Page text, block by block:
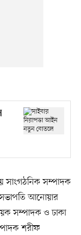
সাংগঠনিক সম্পাদক
আনোয়ার
সম্পাদক ও ঢাকা
শরীফ